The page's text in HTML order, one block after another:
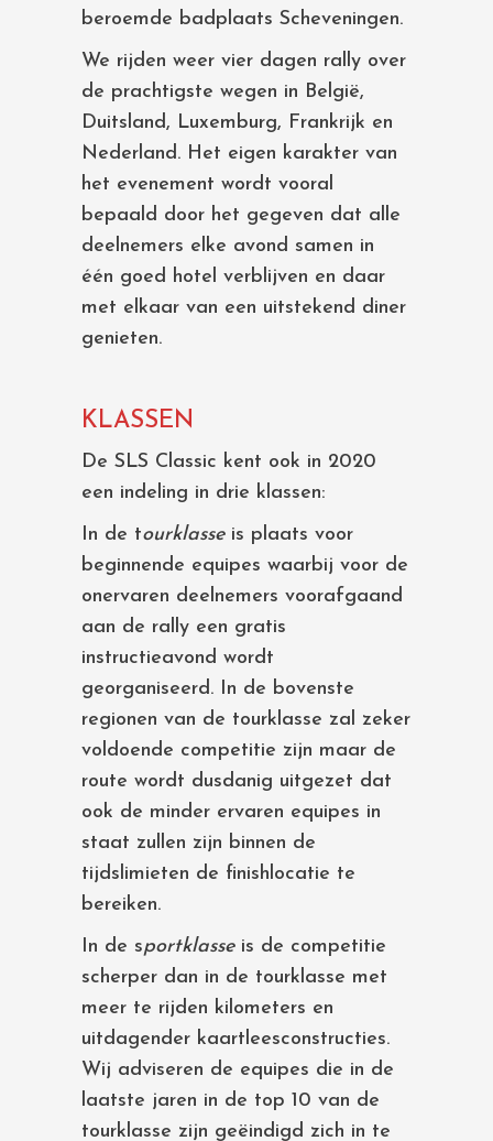
beroemde badplaats Scheveningen.
We rijden weer vier dagen rally over
de prachtigste wegen in België,
Duitsland, Luxemburg, Frankrijk en
Nederland. Het eigen karakter van
het evenement wordt vooral
bepaald door het gegeven dat alle
deelnemers elke avond samen in
één goed hotel verblijven en daar
met elkaar van een uitstekend diner
genieten.
KLASSEN
De SLS Classic kent ook in 2020
een indeling in drie klassen:
In de tourklasse is plaats voor
beginnende equipes waarbij voor de
onervaren deelnemers voorafgaand
aan de rally een gratis
instructieavond wordt
georganiseerd. In de bovenste
regionen van de tourklasse zal zeker
voldoende competitie zijn maar de
route wordt dusdanig uitgezet dat
ook de minder ervaren equipes in
staat zullen zijn binnen de
tijdslimieten de finishlocatie te
bereiken.
In de sportklasse is de competitie
scherper dan in de tourklasse met
meer te rijden kilometers en
uitdagender kaartleesconstructies.
Wij adviseren de equipes die in de
laatste jaren in de top 10 van de
tourklasse zijn geëindigd zich in te